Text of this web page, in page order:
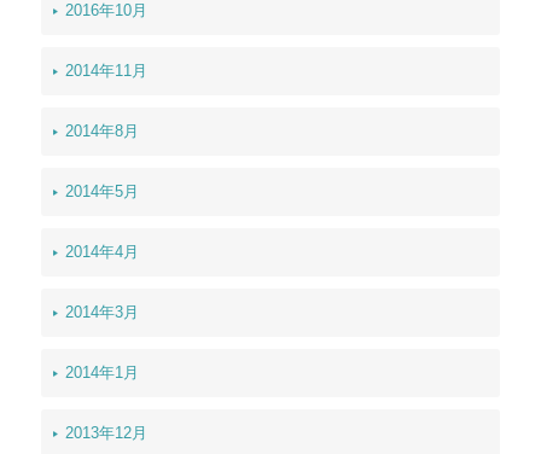
2016年10月
2014年11月
2014年8月
2014年5月
2014年4月
2014年3月
2014年1月
2013年12月